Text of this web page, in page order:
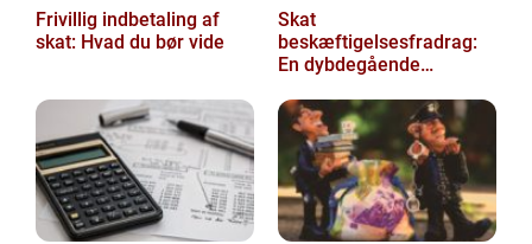
Frivillig indbetaling af
skat: Hvad du bør vide
Skat
beskæftigelsesfradrag:
En dybdegående